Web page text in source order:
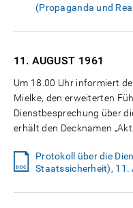
(Propaganda und
11. AUGUST 1961
Um 18.00 Uhr informiert
Mielke, den erweiterten
Dienstbesprechung über
erhält den Decknamen
Protokoll über die
Staatssicherheit), 11.